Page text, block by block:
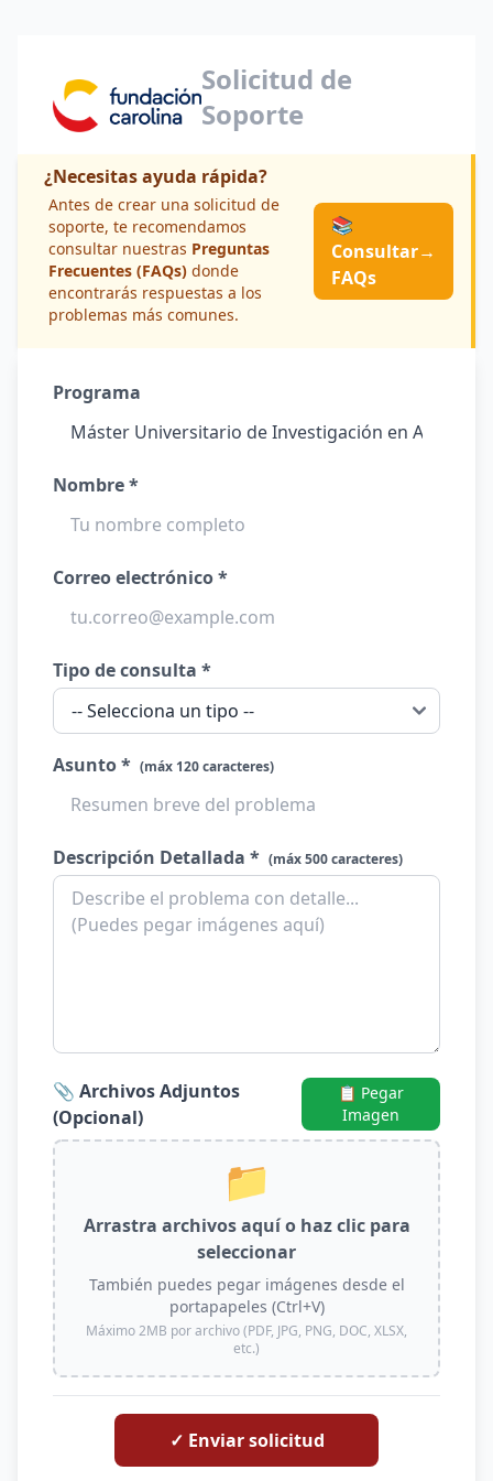
Solicitud de
Soporte
¿Necesitas ayuda rápida?
Antes de crear una solicitud de
soporte, te recomendamos
consultar nuestras Preguntas
Frecuentes (FAQs) donde
encontrarás respuestas a los
problemas más comunes.
📚
Consultar
FAQs
→
Programa
Nombre *
Correo electrónico *
Tipo de consulta *
Asunto * (máx 120 caracteres)
Descripción Detallada * (máx 500 caracteres)
📎 Archivos Adjuntos
(Opcional)
📋 Pegar
Imagen
📁
Arrastra archivos aquí o haz clic para
seleccionar
También puedes pegar imágenes desde el
portapapeles (Ctrl+V)
Máximo 2MB por archivo (PDF, JPG, PNG, DOC, XLSX,
etc.)
✓ Enviar solicitud